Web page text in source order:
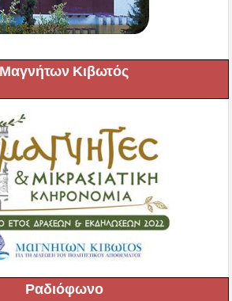
Μαγνήτων Κιβωτός
Ραδιόφωνο